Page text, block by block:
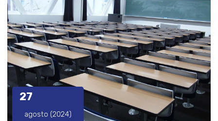
27
agosto (2024)